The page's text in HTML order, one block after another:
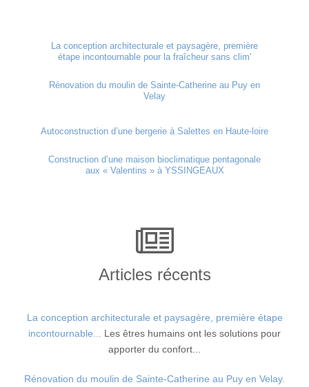
La conception architecturale et paysagère, première
étape incontournable pour la fraîcheur sans clim'
Rénovation du moulin de Sainte-Catherine au Puy en
Velay
Autoconstruction d’une bergerie à Salettes en Haute-loire
Construction d’une maison bioclimatique pentagonale
aux « Valentins » à YSSINGEAUX
Articles récents
La conception architecturale et paysagère, première étape
incontournable...
Les êtres humains ont les solutions pour
apporter du confort...
Rénovation du moulin de Sainte-Catherine au Puy en Velay.